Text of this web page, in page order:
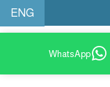
ENG
WhatsApp